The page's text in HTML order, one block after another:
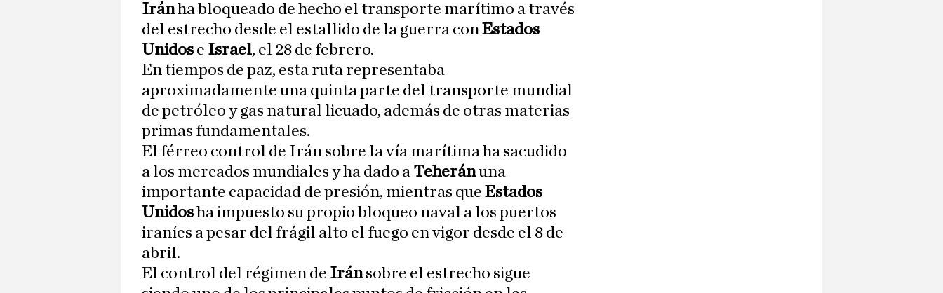
Iránha bloqueado de hecho el transporte marítimo a través
del estrecho desde el estallido de la guerra conEstados
Unidos e Israel, el 28 de febrero.
En tiempos de paz, esta ruta representaba
aproximadamente una quinta parte del transporte mundial
de petróleo y gas natural licuado, además de otras materias
primas fundamentales.
El férreo control de Irán sobre la vía marítima ha sacudido
a los mercados mundiales y ha dado a Teheránuna
importante capacidad de presión, mientras que Estados
Unidosha impuesto su propio bloqueo naval a los puertos
iraníes a pesar del frágil alto el fuego en vigor desde el 8 de
abril.
El control del régimen de Iránsobre el estrecho sigue